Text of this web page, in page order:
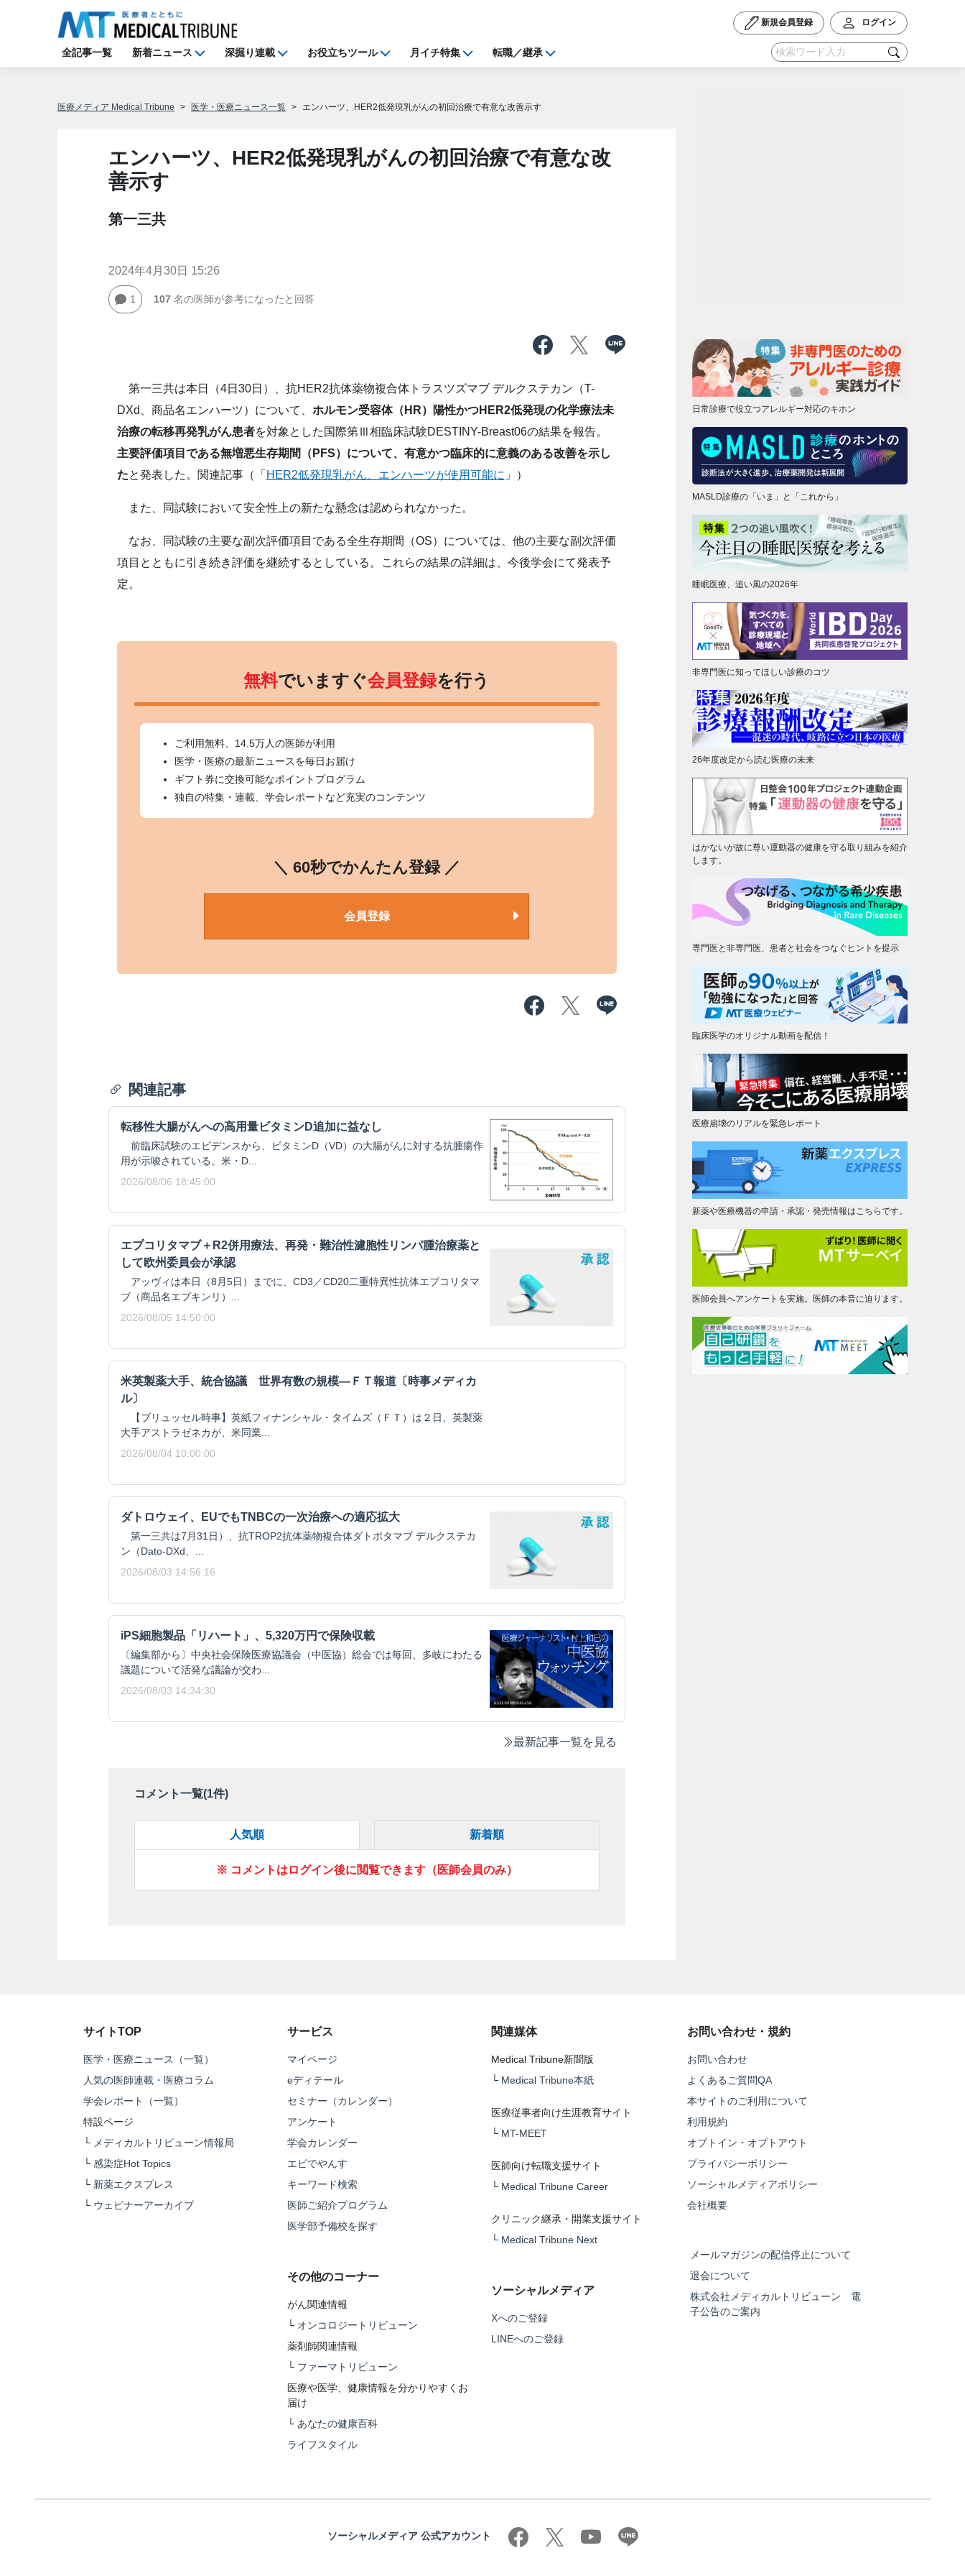
新規会員登録 ログイン
全記事一覧 新着ニュース 深掘り連載 お役立ちツール 月イチ特集 転職／継承
医療メディア Medical Tribune 医学・医療ニュース一覧 エンハーツ、HER2低発現乳がんの初回治療で有意な改善示す
エンハーツ、HER2低発現乳がんの初回治療で有意な改
善示す
第一三共
2024年4月30日 15:26
1 107名の医師が参考になったと回答
第一三共は本日（4日30日）、抗HER2抗体薬物複合体トラスツズマブ デルクステカン（T-
DXd、商品名エンハーツ）について、 ホルモン受容体（HR）陽性かつHER2低発現の化学療法未
治療の転移再発乳がん患者を対象とした国際第Ⅲ相臨床試験DESTINY-Breast06の結果を報告。
主要評価項目である無増悪生存期間（PFS）について、有意かつ臨床的に意義のある改善を示し
たと発表した。関連記事（「 HER2低発現乳がん、エンハーツが使用可能に 」）
また、同試験において安全性上の新たな懸念は認められなかった。
なお、同試験の主要な副次評価項目である全生存期間（OS）については、他の主要な副次評価
項目とともに引き続き評価を継続するとしている。これらの結果の詳細は、今後学会にて発表予
定。
無料でいますぐ会員登録を行う
ご利用無料、14.5万人の医師が利用
医学・医療の最新ニュースを毎日お届け
ギフト券に交換可能なポイントプログラム
独自の特集・連載、学会レポートなど充実のコンテンツ
＼ 60秒でかんたん登録 ／
会員登録
関連記事
転移性大腸がんへの高用量ビタミンD追加に益なし
前臨床試験のエビデンスから、ビタミンD（VD）の大腸がんに対する抗腫瘍作
用が示唆されている。米・D...
2026/08/06 18:45:00
エプコリタマブ＋R2併用療法、再発・難治性濾胞性リンパ腫治療薬と
して欧州委員会が承認
アッヴィは本日（8月5日）までに、CD3／CD20二重特異性抗体エプコリタマ
ブ（商品名エプキンリ）...
2026/08/05 14:50:00
米英製薬大手、統合協議 世界有数の規模―ＦＴ報道〔時事メディカ
ル〕
【ブリュッセル時事】英紙フィナンシャル・タイムズ（ＦＴ）は２日、英製薬
大手アストラゼネカが、米同業...
2026/08/04 10:00:00
ダトロウェイ、EUでもTNBCの一次治療への適応拡大
第一三共は7月31日）、抗TROP2抗体薬物複合体ダトポタマブ デルクステカ
ン（Dato-DXd、...
2026/08/03 14:56:16
iPS細胞製品「リハート」、5,320万円で保険収載
〔編集部から〕中央社会保険医療協議会（中医協）総会では毎回、多岐にわたる
議題について活発な議論が交わ...
2026/08/03 14:34:30
最新記事一覧を見る
コメント一覧(1件)
人気順 新着順
※ コメントはログイン後に閲覧できます（医師会員のみ）
日常診療で役立つアレルギー対応のキホン
MASLD診療の「いま」と「これから」
睡眠医療、追い風の2026年
非専門医に知ってほしい診療のコツ
26年度改定から読む医療の未来
はかないが故に尊い運動器の健康を守る取り組みを紹介
します。
専門医と非専門医、患者と社会をつなぐヒントを提示
臨床医学のオリジナル動画を配信！
医療崩壊のリアルを緊急レポート
新薬や医療機器の申請・承認・発売情報はこちらです。
医師会員へアンケートを実施。医師の本音に迫ります。
サイトTOP
医学・医療ニュース（一覧）
人気の医師連載・医療コラム
学会レポート（一覧）
特設ページ
└ メディカルトリビューン情報局
└ 感染症Hot Topics
└ 新薬エクスプレス
└ ウェビナーアーカイブ
サービス
マイページ
eディテール
セミナー（カレンダー）
アンケート
学会カレンダー
エビでやんす
キーワード検索
医師ご紹介プログラム
医学部予備校を探す
その他のコーナー
がん関連情報
└ オンコロジートリビューン
薬剤師関連情報
└ ファーマトリビューン
医療や医学、健康情報を分かりやすくお
届け
└ あなたの健康百科
ライフスタイル
関連媒体
Medical Tribune新聞版
└ Medical Tribune本紙
医療従事者向け生涯教育サイト
└ MT-MEET
医師向け転職支援サイト
└ Medical Tribune Career
クリニック継承・開業支援サイト
└ Medical Tribune Next
ソーシャルメディア
Xへのご登録
LINEへのご登録
お問い合わせ・規約
お問い合わせ
よくあるご質問QA
本サイトのご利用について
利用規約
オプトイン・オプトアウト
プライバシーポリシー
ソーシャルメディアポリシー
会社概要
メールマガジンの配信停止について
退会について
株式会社メディカルトリビューン 電
子公告のご案内
ソーシャルメディア 公式アカウント